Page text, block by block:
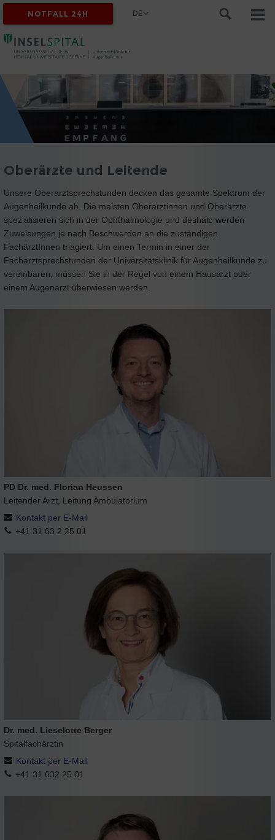
NOTFALL 24H DE
Oberärzte und Leitende
Unsere Oberarztsprechstunden decken das gesamte Spektrum der
Augenheilkunde ab. Die meisten Oberärztinnen und Oberärzte
spezialisieren sich in der Ophthalmologie und deshalb werden
Zuweisungen je nach Beschwerden an die zuständigen
FachärztInnen triagiert. Um einen Termin in einer der
Facharztsprechstunden der Universitätsklinik für Augenheilkunde zu
vereinbaren, müssen Sie in der Regel von einem Hausarzt oder
einem Augenarzt überwiesen werden.
PD Dr. med. Florian Heussen
Leitender Arzt, Leitung Ambulatorium
Kontakt per E-Mail
+41 31 63 2 25 01
Dr. med. Lieselotte Berger
Spitalfachärztin
Kontakt per E-Mail
+41 31 632 25 01